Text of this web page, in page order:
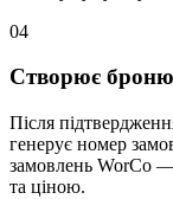
04
Створює
Після
генерує номер
замовлень WorCo
та ціною.